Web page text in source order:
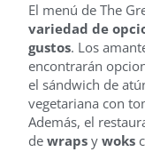
El menú de The
variedad de
gustos. Los
encontrarán
el sándwich de
vegetariana con
Además, el
de wraps y woks